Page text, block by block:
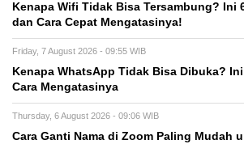
Kenapa Wifi Tidak Bisa Tersambung? Ini
dan Cara Cepat Mengatasinya!
Friday, 7 August 2026 - 09:55 WIB
Kenapa WhatsApp Tidak Bisa Dibuka?
Cara Mengatasinya
Thursday, 6 August 2026 - 09:06 WIB
Cara Ganti Nama di Zoom Paling Mudah